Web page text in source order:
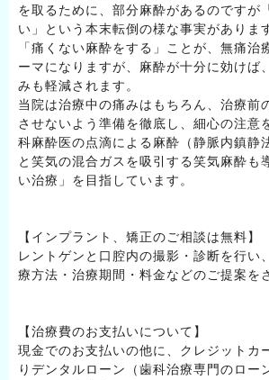
を取るために、部分麻酔があるのですが
い」という本末転倒の様な事実がありま
「痛くない麻酔をする」ことが、無痛治
ーマになりますが、麻酔が十分に効けば
みも軽減されます。
当院は治療中の痛みはもちろん、治療前
させないよう準備を徹底し、細心の注意
科麻酔医の点滴による麻酔（静脈内鎮静
と笑気の混合ガスを吸引する笑気麻酔も
い治療」を目指しています。
【インプラント、矯正のご相談は無料】
レントゲンと口腔内の撮影・診断を行い
療方法・治療期間・料金などのご提案を
【治療費のお支払いについて】
現金でのお支払いの他に、クレジットカ
りデンタルローン（歯科治療専門のロー